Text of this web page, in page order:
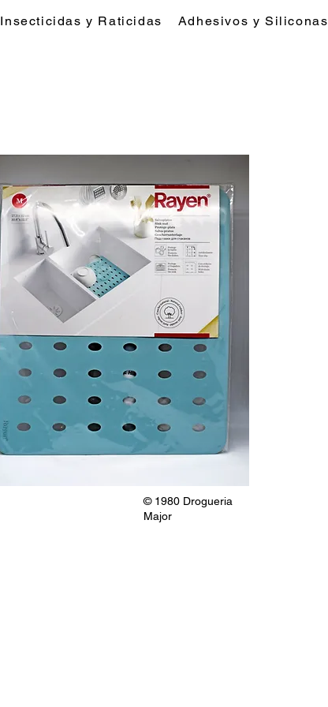
Insecticidas y Raticidas Adhesivos y Siliconas
© 1980 Drogueria
Major